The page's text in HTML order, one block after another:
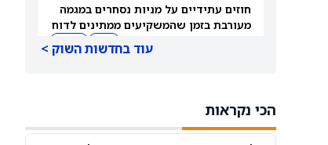
חוזים עתידיים על מניות נסחרים במגמה
מעורבת בזמן שהמשקיעים ממתינים לדוח
עוד בחדשות השוק >
הכי נקראות